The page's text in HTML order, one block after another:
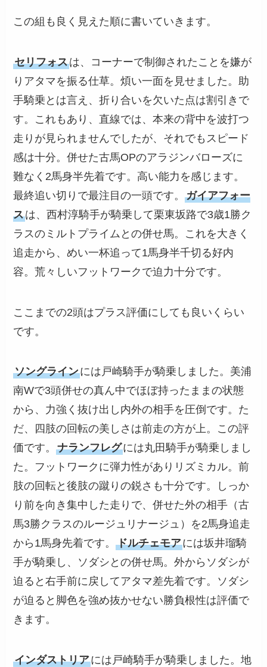
この組も良く見えた順に書いていきます。
セリフォスは、コーナーで制御されたことを嫌が
りアタマを振る仕草。煩い一面を見せました。助
手騎乗とは言え、折り合いを欠いた点は割引きで
す。これもあり、直線では、本来の背中を波打つ
走りが見られませんでしたが、それでもスピード
感は十分。併せた古馬OPのアラジンバローズに
難なく2馬身半先着です。高い能力を感じます。
最終追い切りで最注目の一頭です。ガイアフォー
スは、西村淳騎手が騎乗して栗東坂路で3歳1勝ク
ラスのミルトプライムとの併せ馬。これを大きく
追走から、めい一杯追って1馬身半千切る好内
容。荒々しいフットワークで迫力十分です。
ここまでの2頭はプラス評価にしても良いくらい
です。
ソングラインには戸崎騎手が騎乗しました。美浦
南Wで3頭併せの真ん中でほぼ持ったままの状態
から、力強く抜け出し内外の相手を圧倒です。た
だ、四肢の回転の美しさは前走の方が上。この評
価です。ナランフレグには丸田騎手が騎乗しまし
た。フットワークに弾力性がありリズミカル。前
肢の回転と後肢の蹴りの鋭さも十分です。しっか
り前を向き集中した走りで、併せた外の相手（古
馬3勝クラスのルージュリナージュ）を2馬身追走
から1馬身先着です。ドルチェモアには坂井瑠騎
手が騎乗し、ソダシとの併せ馬。外からソダシが
迫ると右手前に戻してアタマ差先着です。ソダシ
が迫ると脚色を強め抜かせない勝負根性は評価で
きます。
インダストリアには戸崎騎手が騎乗しました。地